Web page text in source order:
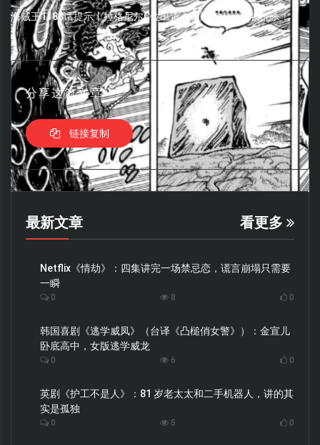
海贼王1183话提示丨拉格尼尔C位出道！索隆和山治一顿乱杀！？
分享这篇文章
链接复制
最新文章 看更多
Netflix《情劫》：四集讲完一场禁忌恋，谎言崩塌只需要
一瞬
0 8 0
韩国喜剧《逃学威凤》（台译《凸槌俏女警》）：金宣儿
卧底高中，女版逃学威龙
0 6 0
英剧《护工不是人》：81 岁老太太和二手机器人，讲的其
实是孤独
0 5 0